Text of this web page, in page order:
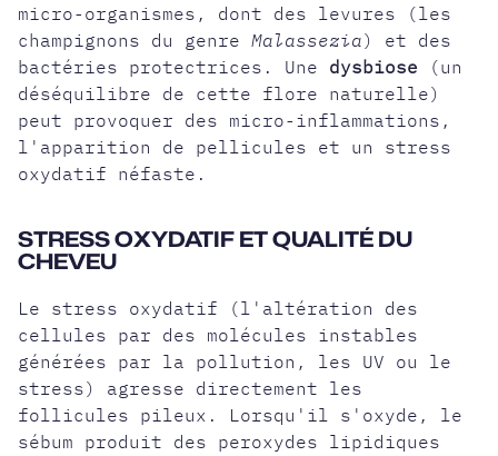
micro-organismes, dont des levures (les
champignons du genreMalassezia) et des
bactéries protectrices. Une dysbiose (un
déséquilibre de cette flore naturelle)
peut provoquer des micro-inflammations,
l'apparition de pellicules et un stress
oxydatif néfaste.
STRESS OXYDATIF ET QUALITÉ DU
CHEVEU
Le stress oxydatif (l'altération des
cellules par des molécules instables
générées par la pollution, les UV ou le
stress) agresse directement les
follicules pileux. Lorsqu'il s'oxyde, le
sébum produit des peroxydes lipidiques